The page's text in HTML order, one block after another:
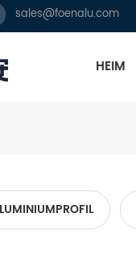
sales@foenalu.com
HEIM